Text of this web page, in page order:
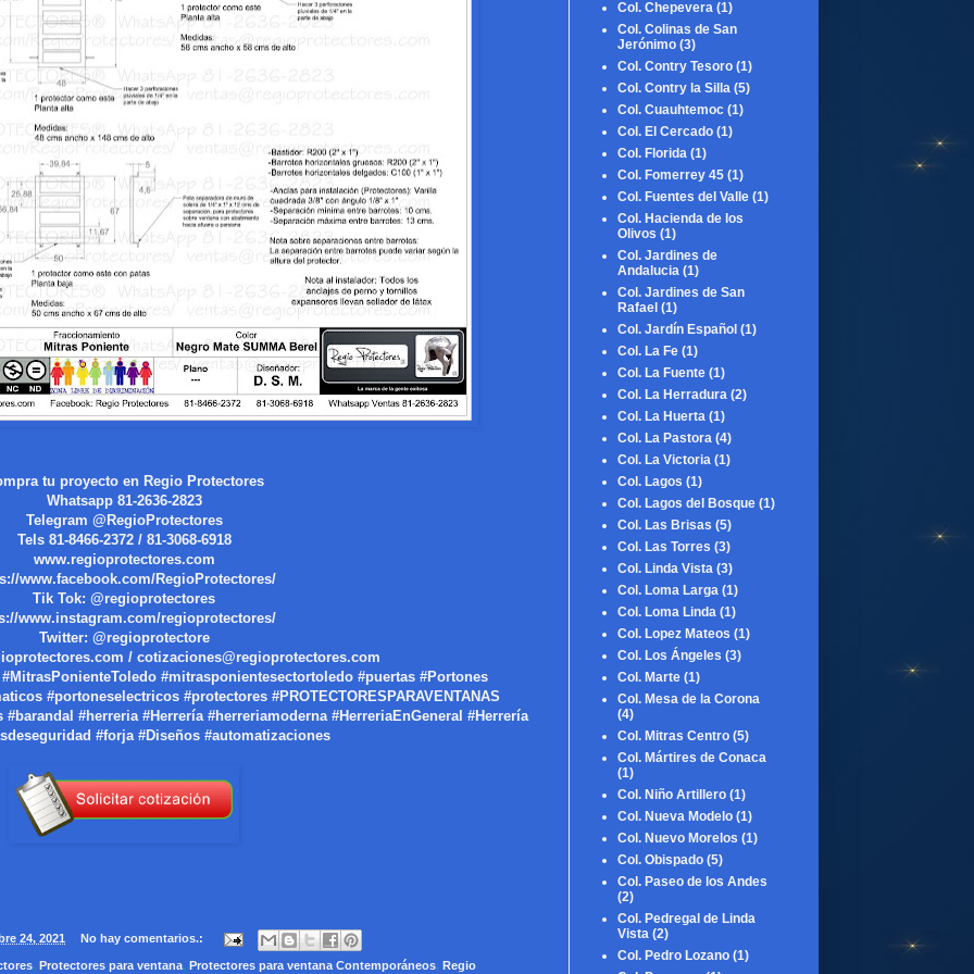
tu proyecto en Regio Protectores
Whatsapp 81-2636-2823
Telegram @RegioProtectores
Tels 81-8466-2372 / 81-3068-6918
www.regioprotectores.com
www.facebook.com/RegioProtectores/
Tik Tok: @regioprotectores
www.instagram.com/regioprotectores/
Twitter: @regioprotectore
/ cotizaciones@regioprotectores.com
#mitrasponientesectortoledo #puertas #Portones
#portoneselectricos #protectores #PROTECTORESPARAVENTANAS
#herreria #Herrería #herreriamoderna #HerreriaEnGeneral #Herrería
#forja #Diseños #automatizaciones
24, 2021 No hay comentarios.:
, Protectores para ventana, Protectores para ventana Contemporáneos, Regio
Col. Chepevera (1)
Col. Colinas de San
Jerónimo (3)
Col. Contry Tesoro (1)
Col. Contry la Silla (5)
Col. Cuauhtemoc (1)
Col. El Cercado (1)
Col. Florida (1)
Col. Fomerrey 45 (1)
Col. Fuentes del Valle (1)
Col. Hacienda de los
Olivos (1)
Col. Jardines de
Andalucia (1)
Col. Jardines de San
Rafael (1)
Col. Jardín Español (1)
Col. La Fe (1)
Col. La Fuente (1)
Col. La Herradura (2)
Col. La Huerta (1)
Col. La Pastora (4)
Col. La Victoria (1)
Col. Lagos (1)
Col. Lagos del Bosque (1)
Col. Las Brisas (5)
Col. Las Torres (3)
Col. Linda Vista (3)
Col. Loma Larga (1)
Col. Loma Linda (1)
Col. Lopez Mateos (1)
Col. Los Ángeles (3)
Col. Marte (1)
Col. Mesa de la Corona
(4)
Col. Mitras Centro (5)
Col. Mártires de Conaca
(1)
Col. Niño Artillero (1)
Col. Nueva Modelo (1)
Col. Nuevo Morelos (1)
Col. Obispado (5)
Col. Paseo de los Andes
(2)
Col. Pedregal de Linda
Vista (2)
Col. Pedro Lozano (1)